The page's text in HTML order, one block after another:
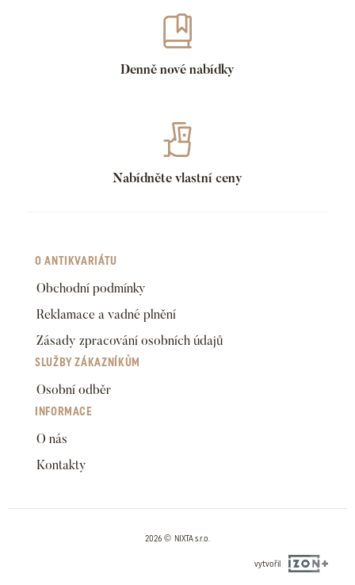
Denně nové nabídky
Nabídněte vlastní ceny
O ANTIKVARIÁTU
Obchodní podmínky
Reklamace a vadné plnění
Zásady zpracování osobních údajů
SLUŽBY ZÁKAZNÍKŮM
Osobní odběr
INFORMACE
O nás
Kontakty
2026 © NIXTA s.r.o.
vytvořil